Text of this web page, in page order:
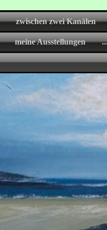
zwischen zwei Kanälen
meine Ausstellungen